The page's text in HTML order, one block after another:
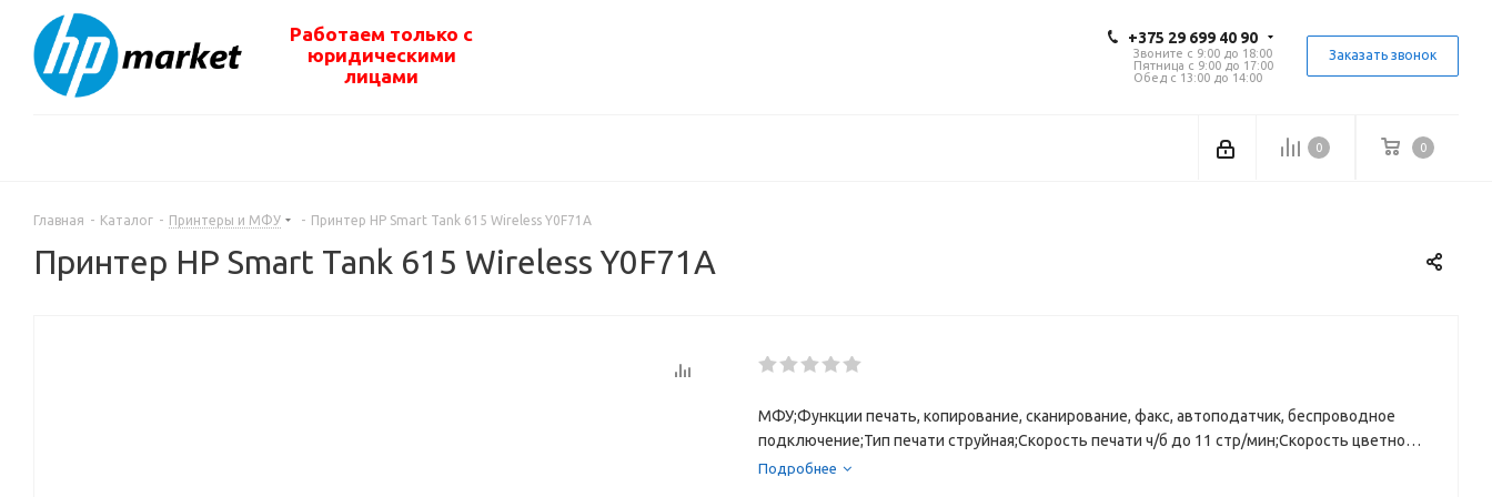
Работаем только с
юридическими
лицами
+375 29 699 40 90
Звоните с 9:00 до 18:00
Пятница с 9:00 до 17:00
Обед с 13:00 до 14:00
Заказать звонок
0 0
Главная - Каталог - Принтеры и МФУ - Принтер HP Smart Tank 615 Wireless Y0F71A
Принтер HP Smart Tank 615 Wireless Y0F71A
МФУ;Функции печать, копирование, сканирование, факс, автоподатчик, беспроводное
подключение;Тип печати струйная;Скорость печати ч/б до 11 стр/мин;Скорость цветной
печати до 5 стр/мин;Выход первой страницы ч/б за 14 секунд,цветной за за 20 секунд;
Подробнее